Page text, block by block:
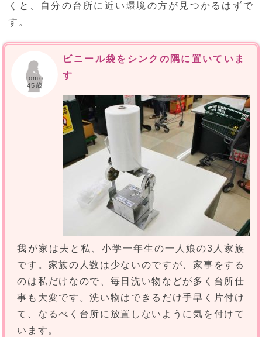
くと、自分の台所に近い環境の方が見つかるはずで
す。
tomo
45歳
ビニール袋をシンクの隅に置いていま
す
我が家は夫と私、小学一年生の一人娘の3人家族
です。家族の人数は少ないのですが、家事をする
のは私だけなので、毎日洗い物などが多く台所仕
事も大変です。洗い物はできるだけ手早く片付け
て、なるべく台所に放置しないように気を付けて
います。